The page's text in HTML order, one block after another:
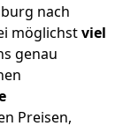
nach
möglichstviel
genau
Preisen,